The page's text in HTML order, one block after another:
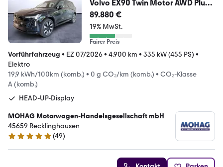
Volvo EX90 Twin Motor AWD Plus
Executive Edition - 7-S
89.880 €
19% MwSt.
Fairer Preis
Vorführfahrzeug • EZ 07/2026• 4.900 km • 335 kW (455 PS) •
Elektro
19,9 kWh/100km (komb.) • 0 g CO₂/km (komb.) • CO₂-Klasse
A (komb.)
HEAD-UP-Display
MOHAG Motorwagen-Handelsgesellschaft mbH
45659 Recklinghausen
5 Sterne
(49)